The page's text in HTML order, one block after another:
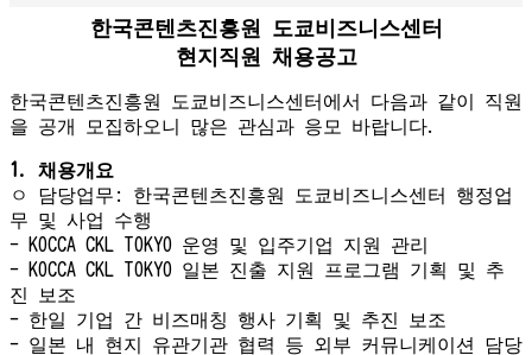
한국콘텐츠진흥원 도쿄비즈니스센터
현지직원 채용공고
한국콘텐츠진흥원 도쿄비즈니스센터에서 다음과 같이 직원
을 공개 모집하오니 많은 관심과 응모 바랍니다.
1. 채용개요
ㅇ 담당업무: 한국콘텐츠진흥원 도쿄비즈니스센터 행정업
무 및 사업 수행
- KOCCA CKL TOKYO 운영 및 입주기업 지원 관리
- KOCCA CKL TOKYO 일본 진출 지원 프로그램 기획 및 추
진 보조
- 한일 기업 간 비즈매칭 행사 기획 및 추진 보조
- 일본 내 현지 유관기관 협력 등 외부 커뮤니케이션 담당